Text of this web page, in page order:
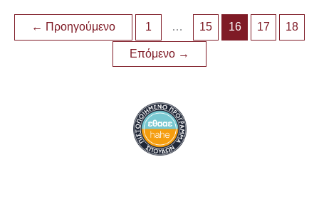
← Προηγούμενο 1 … 15 16 17 18
Επόμενο →